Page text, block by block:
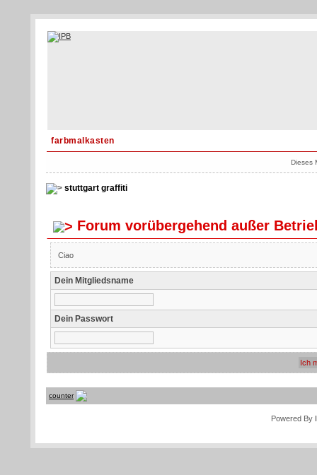
farbmalkasten
Dieses
stuttgart graffiti
Forum vorübergehend außer
Ciao
Dein Mitgliedsname
Dein Passwort
counter
Powered By